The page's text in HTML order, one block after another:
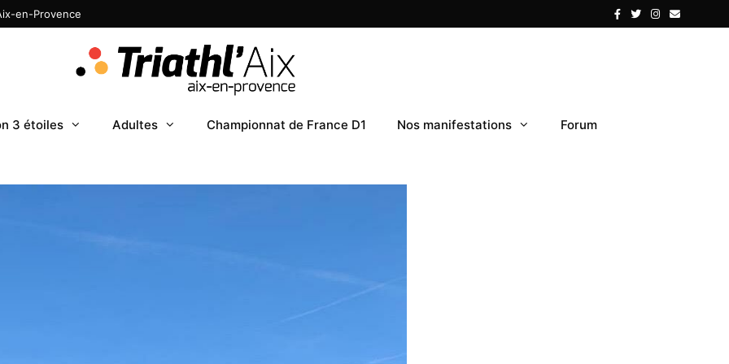
en-Provence
3 étoiles Adultes Championnat de France D1 Nos manifestations Forum